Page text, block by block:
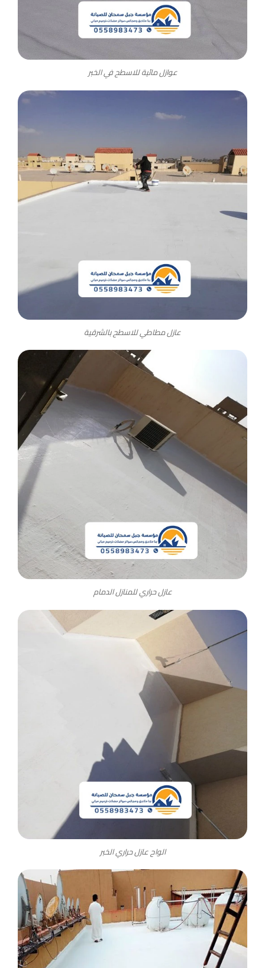
عوازل مائية للاسطح في الخبر
عازل مطاطي للاسطح بالشرقية
عازل حراري للمنازل الدمام
الواح عازل حراري الخبر